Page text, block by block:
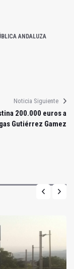
ANDALUZA
Noticia Siguiente
200.000 euros a
Gutiérrez Gamez